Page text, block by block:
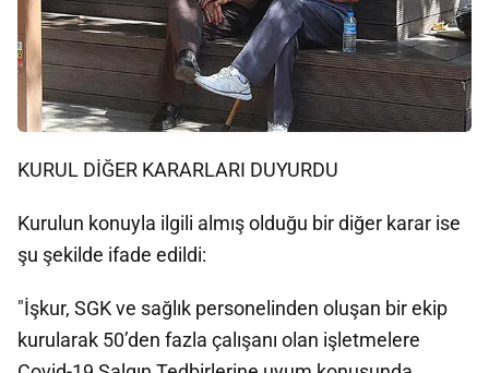
KURUL DİĞER KARARLARI DUYURDU
Kurulun konuyla ilgili almış olduğu bir diğer karar ise
şu şekilde ifade edildi:
"İşkur, SGK ve sağlık personelinden oluşan bir ekip
kurularak 50’den fazla çalışanı olan işletmelere